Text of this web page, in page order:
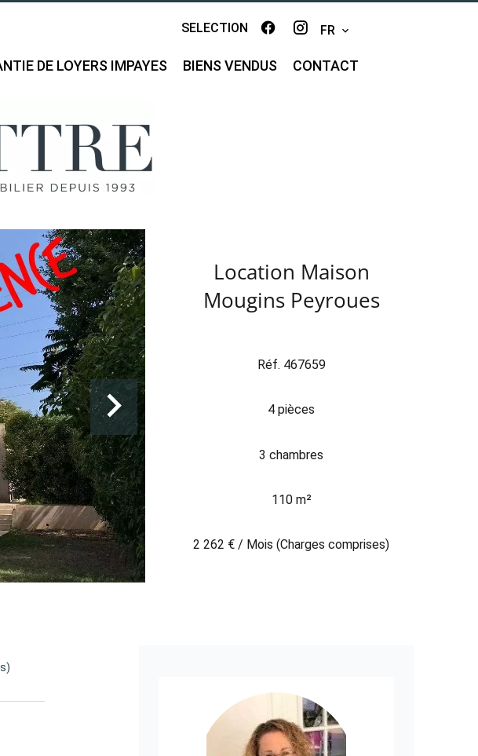
SELECTION FR
DE LOYERS IMPAYES BIENS VENDUS CONTACT
Location Maison
Mougins Peyroues
Réf. 467659
4 pièces
3 chambres
110 m²
2 262 € / Mois (Charges comprises)